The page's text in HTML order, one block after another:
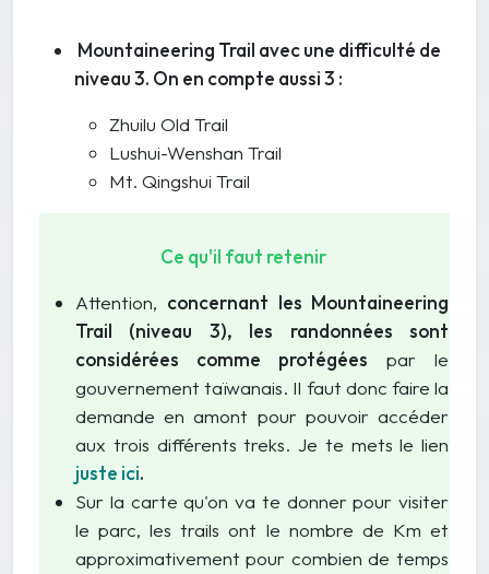
Mountaineering Trail avec une difficulté de
niveau 3. On en compte aussi 3 :
Zhuilu Old Trail
Lushui-Wenshan Trail
Mt. Qingshui Trail
Ce qu'il faut retenir
Attention, concernant les Mountaineering
Trail (niveau 3), les randonnées sont
considérées comme protégées par le
gouvernement taïwanais. Il faut donc faire la
demande en amont pour pouvoir accéder
aux trois différents treks. Je te mets le lien
juste ici.
Sur la carte qu'on va te donner pour visiter
le parc, les trails ont le nombre de Km et
approximativement pour combien de temps